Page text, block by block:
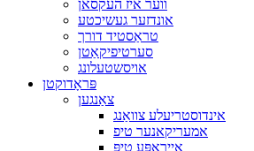
ווער איז העקסאן
אונדזער געשיכטע
טראַסטיד דורך
סערטיפיקאַטן
אויסשטעלונג
פּראָדוקטן
צאַנגען
אינדוסטריעלע צוואַנג
אמעריקאנער טיפ
אייראָפּע טיפּ